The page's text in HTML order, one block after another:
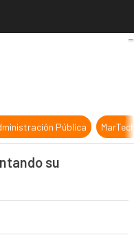
Pública
su